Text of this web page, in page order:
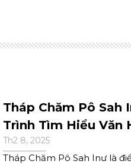
Tháp Chăm Pô Sah
Trình Tìm Hiểu Văn
Th2 8, 2025
Tháp Chăm Pô Sah Inư là